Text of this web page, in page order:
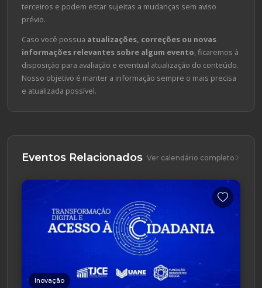
terceiros e podem estar sujeitas a mudanças sem aviso
prévio.
Caso você possua atualizações, correções ou novas
informações relevantes sobre algum evento, ficaremos à
disposição para avaliação e eventual atualização do conteúdo.
Nosso objetivo é manter a informação sempre o mais precisa
e atualizada possível.
Eventos Relacionados Ver calendário completo
Inovação